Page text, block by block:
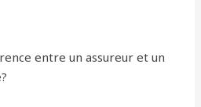
entre un assureur et un